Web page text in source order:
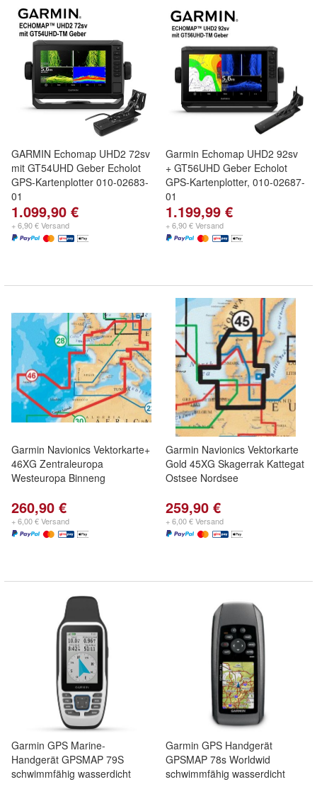
GARMIN Echomap UHD2 72sv
mit GT54UHD Geber Echolot
GPS-Kartenplotter 010-02683-
01
1.099,90 €
+ 6,90 € Versand
Garmin Echomap UHD2 92sv
+ GT56UHD Geber Echolot
GPS-Kartenplotter, 010-02687-
01
1.199,99 €
+ 6,90 € Versand
Garmin Navionics Vektorkarte+
46XG Zentraleuropa
Westeuropa Binneng
260,90 €
+ 6,00 € Versand
Garmin Navionics Vektorkarte
Gold 45XG Skagerrak Kattegat
Ostsee Nordsee
259,90 €
+ 6,00 € Versand
Garmin GPS Marine-
Handgerät GPSMAP 79S
schwimmfähig wasserdicht
Garmin GPS Handgerät
GPSMAP 78s Worldwid
schwimmfähig wasserdicht